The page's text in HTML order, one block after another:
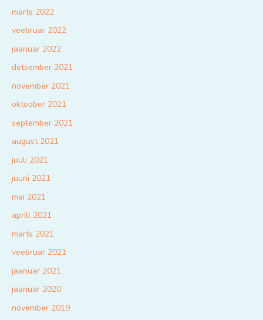
märts 2022
veebruar 2022
jaanuar 2022
detsember 2021
november 2021
oktoober 2021
september 2021
august 2021
juuli 2021
juuni 2021
mai 2021
aprill 2021
märts 2021
veebruar 2021
jaanuar 2021
jaanuar 2020
november 2019